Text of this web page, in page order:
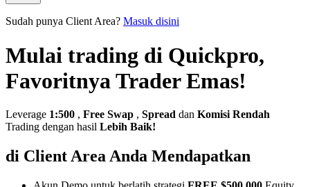
Sudah punya Client Area? Masuk disini
Mulai trading di Quickpro,
Favoritnya Trader Emas!
Leverage 1:500 , Free Swap , Spread dan Komisi Rendah
Trading dengan hasil Lebih Baik!
di Client Area Anda Mendapatkan